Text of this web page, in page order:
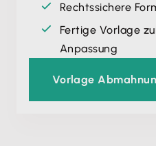
Rechtssichere
Fertige Vorlage
Anpassung
Vorlage